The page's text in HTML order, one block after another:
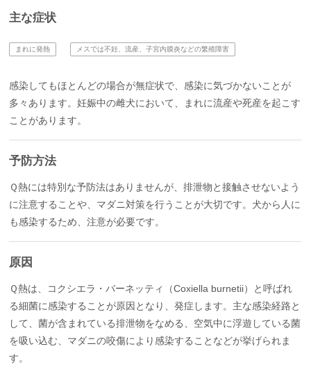
主な症状
まれに発熱 メスでは不妊、流産、子宮内膜炎などの繁殖障害
感染してもほとんどの場合が無症状で、感染に気づかないことが
多々あります。妊娠中の雌犬において、まれに流産や死産を起こす
ことがあります。
予防方法
Ｑ熱には特別な予防法はありませんが、排泄物と接触させないよう
に注意することや、マダニ対策を行うことが大切です。犬から人に
も感染するため、注意が必要です。
原因
Ｑ熱は、コクシエラ・バーネッティ（Coxiella burnetii）と呼ばれ
る細菌に感染することが原因となり、発症します。主な感染経路と
して、菌が含まれている排泄物をなめる、空気中に浮遊している菌
を吸い込む、マダニの咬傷により感染することなどが挙げられま
す。